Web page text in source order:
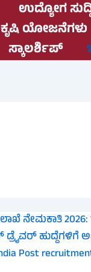
ಉದ್ಯೋಗ
ಕೃಷಿ ಯೋಜನೆಗಳು
ಸ್ಕಾಲರ್ಶಿಪ್